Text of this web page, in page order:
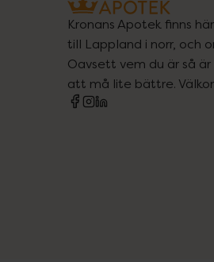
Kronans Apotek finns
till Lappland i norr, och
Oavsett vem du är så
att må lite bättre.